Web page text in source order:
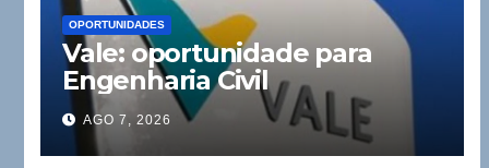
OPORTUNIDADES
Vale: oportunidade para
Engenharia Civil
AGO 7, 2026